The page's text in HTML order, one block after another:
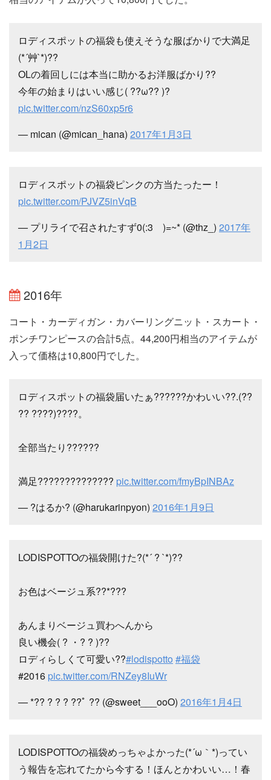
ロディスポットの福袋も使えそうな服ばかりで大満足
(*´艸`*)??
OLの着回しには本当に助かるお洋服ばかり??
今年の始まりはいい感じ( ??ω?? )?
pic.twitter.com/nzS60xp5r6
— mican (@mican_hana) 2017年1月3日
ロディスポットの福袋ピンクの方当たったー！
pic.twitter.com/PJVZ5inVqB
— プリライで召されたすず0(:3 )=~* (@thz_) 2017年
1月2日
2016年
コート・カーディガン・カバーリングニット・スカート・
ポンチワンピースの合計5点。44,200円相当のアイテムが
入って価格は10,800円でした。
ロディスポットの福袋届いたぁ??????かわいい??.(??
?? ????)????。
全部当たり??????
満足?????????????? pic.twitter.com/fmyBpINBAz
— ?はるか? (@harukarinpyon) 2016年1月9日
LODISPOTTOの福袋開けた?(*´ ? `*)??
お色はベージュ系??*???
あんまりベージュ買わへんから
良い機会( ? ・? ? )??
ロディらしくて可愛い??#lodispotto #福袋
#2016 pic.twitter.com/RNZey8IuWr
— *?? ? ? ? ??ﾟ ?? (@sweet___ooO) 2016年1月4日
LODISPOTTOの福袋めっちゃよかった(*´ω｀*)ってい
う報告を忘れてたから今する！ほんとかわいい…！春